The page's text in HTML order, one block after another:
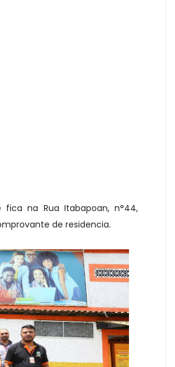
fica na Rua Itabapoan, n°44,
de residencia.